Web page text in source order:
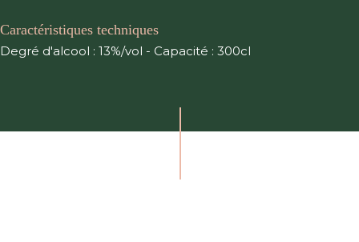
Caractéristiques techniques
Degré d'alcool : 13%/vol - Capacité : 300cl